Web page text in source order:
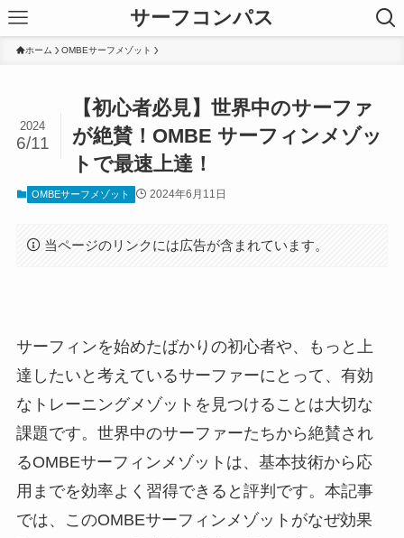
サーフコンパス
ホーム OMBEサーフメゾット
【初心者必見】世界中のサーファ
が絶賛！OMBE サーフィンメゾッ
トで最速上達！
2024
6/11
OMBEサーフメゾット 2024年6月11日
当ページのリンクには広告が含まれています。
サーフィンを始めたばかりの初心者や、もっと上
達したいと考えているサーファーにとって、有効
なトレーニングメゾットを見つけることは大切な
課題です。世界中のサーファーたちから絶賛され
るOMBEサーフィンメゾットは、基本技術から応
用までを効率よく習得できると評判です。本記事
では、このOMBEサーフィンメゾットがなぜ効果